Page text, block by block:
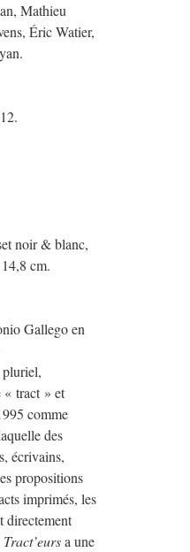
Mathieu
Éric Watier,
noir & blanc,
cm.
Gallego en
« tract » et
comme
des
écrivains,
propositions
imprimés, les
directement
Tract’eursa une